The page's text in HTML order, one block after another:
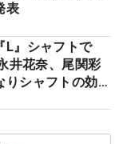
表
L』シャフトで
花奈、尾関彩
りシャフトの効果